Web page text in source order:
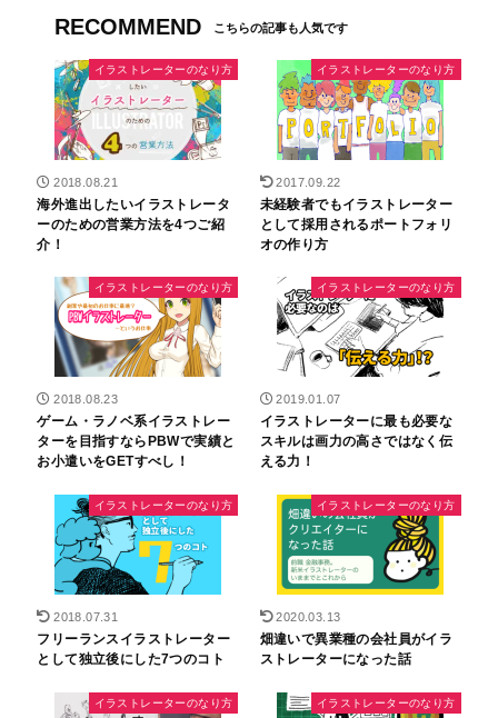
RECOMMEND
イラストレーターのなり方
2018.08.21
海外進出したいイラストレータ
ーのための営業方法を4つご紹
介！
イラストレーターのなり方
2017.09.22
未経験者でもイラストレーター
として採用されるポートフォリ
オの作り方
イラストレーターのなり方
2018.08.23
ゲーム・ラノベ系イラストレー
ターを目指すならPBWで実績と
お小遣いをGETすべし！
イラストレーターのなり方
2019.01.07
イラストレーターに最も必要な
スキルは画力の高さではなく伝
える力！
イラストレーターのなり方
2018.07.31
フリーランスイラストレーター
として独立後にした7つのコト
イラストレーターのなり方
2020.03.13
畑違いで異業種の会社員がイラ
ストレーターになった話
イラストレーターのなり方 イラストレーターのなり方